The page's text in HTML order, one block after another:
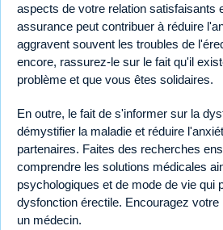
aspects de votre relation satisfaisants
assurance peut contribuer à réduire
aggravent souvent les troubles de
encore, rassurez-le sur le fait qu'il
problème et que vous êtes solidaires.
En outre, le fait de s'informer sur la
démystifier la maladie et réduire
partenaires. Faites des recherches
comprendre les solutions médicales
psychologiques et de mode de vie qui
dysfonction érectile. Encouragez votre
un médecin.